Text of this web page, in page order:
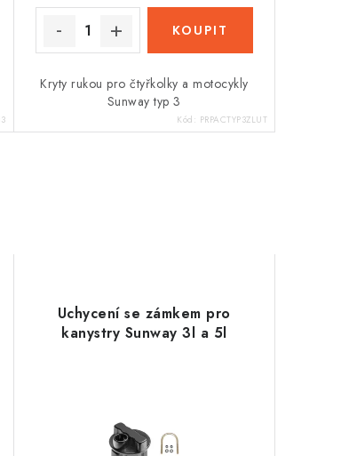
Kryty rukou pro čtyřkolky a motocykly
Sunway typ 3
Kód: PRPACTYP3ZLUT
Uchycení se zámkem pro
kanystry Sunway 3l a 5l